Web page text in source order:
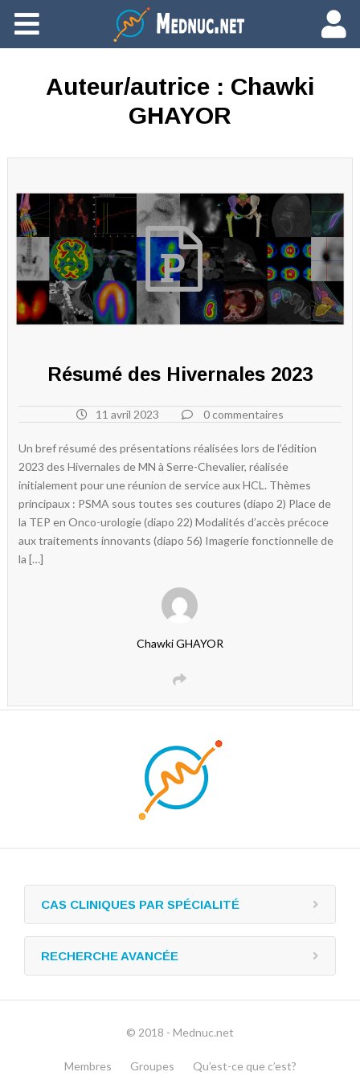
Ajouter du contenu
Auteur/autrice : Chawki
GHAYOR
Résumé des Hivernales 2023
11 avril 2023 0 commentaires
Un bref résumé des présentations réalisées lors de l’édition
2023 des Hivernales de MN à Serre-Chevalier, réalisée
initialement pour une réunion de service aux HCL. Thèmes
principaux : PSMA sous toutes ses coutures (diapo 2) Place de
la TEP en Onco-urologie (diapo 22) Modalités d’accès précoce
aux traitements innovants (diapo 56) Imagerie fonctionnelle de
la […]
Chawki GHAYOR
CAS CLINIQUES PAR SPÉCIALITÉ
RECHERCHE AVANCÉE
© 2018 - Mednuc.net
Membres Groupes
Qu’est-ce que c’est?